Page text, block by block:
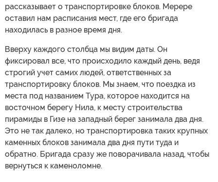
рассказывает о транспортировке блоков. Мерере
оставил нам расписания мест, где его бригада
находилась в разное время дня.
Вверху каждого столбца мы видим даты. Он
фиксировал все, что происходило каждый день, ведя
строгий учет самих людей, ответственных за
транспортировку блоков. Мы знаем, что поездка из
места под названием Тура, которое находится на
восточном берегу Нила, к месту строительства
пирамиды в Гизе на западный берег занимала два дня.
Это не так далеко, но транспортировка таких крупных
каменных блоков занимала два дня пути туда и
обратно. Бригада сразу же поворачивала назад, чтобы
вернуться к каменоломне.